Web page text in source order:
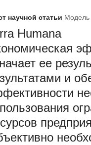
научной статьи Модель
Humana
ее
и